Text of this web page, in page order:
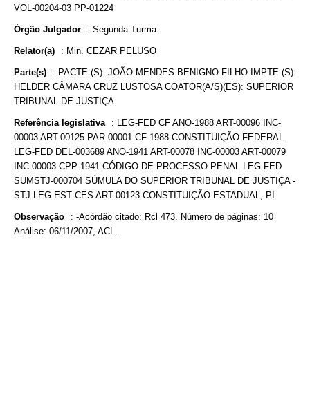
VOL-00204-03 PP-01224
Órgão Julgador : Segunda Turma
Relator(a) : Min. CEZAR PELUSO
Parte(s) : PACTE.(S): JOÃO MENDES BENIGNO FILHO IMPTE.(S):
HELDER CÂMARA CRUZ LUSTOSA COATOR(A/S)(ES): SUPERIOR
TRIBUNAL DE JUSTIÇA
Referência legislativa : LEG-FED CF ANO-1988 ART-00096 INC-
00003 ART-00125 PAR-00001 CF-1988 CONSTITUIÇÃO FEDERAL
LEG-FED DEL-003689 ANO-1941 ART-00078 INC-00003 ART-00079
INC-00003 CPP-1941 CÓDIGO DE PROCESSO PENAL LEG-FED
SUMSTJ-000704 SÚMULA DO SUPERIOR TRIBUNAL DE JUSTIÇA -
STJ LEG-EST CES ART-00123 CONSTITUIÇÃO ESTADUAL, PI
Observação : -Acórdão citado: Rcl 473. Número de páginas: 10
Análise: 06/11/2007, ACL.